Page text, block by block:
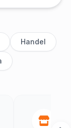
Handel